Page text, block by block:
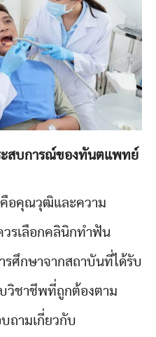
สบการณ์ของทันตแพทย์
อคุณวุฒิและความ
รเลือกคลินิกทำฟัน
ศึกษาจากสถาบันที่ได้รับ
วิชาชีพที่ถูกต้องตาม
ถามเกี่ยวกับ